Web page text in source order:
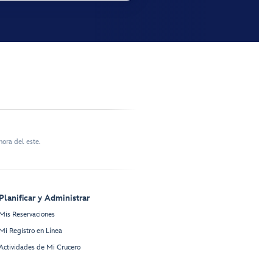
del este.
Planificar y Administrar
Mis Reservaciones
Mi Registro en Línea
de Mi Crucero